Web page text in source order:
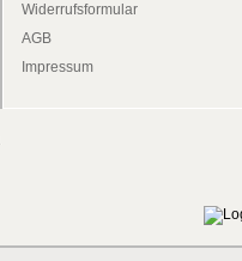
Widerrufsformular
AGB
Impressum